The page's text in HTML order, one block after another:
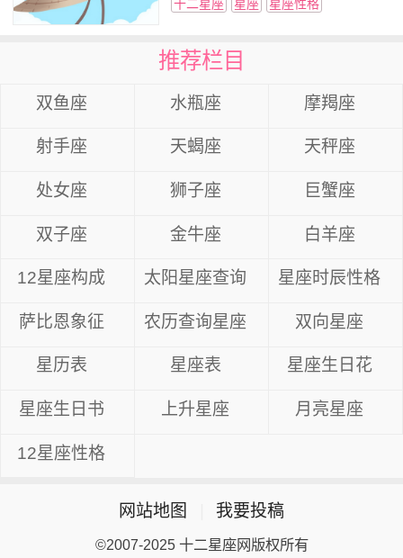
十二星座 星座 星座性格
推荐栏目
双鱼座 水瓶座 摩羯座
射手座 天蝎座 天秤座
处女座 狮子座 巨蟹座
双子座 金牛座 白羊座
12星座构成 太阳星座查询 星座时辰性格
萨比恩象征 农历查询星座 双向星座
星历表 星座表 星座生日花
星座生日书 上升星座 月亮星座
12星座性格
网站地图 我要投稿
©2007-2025 十二星座网版权所有